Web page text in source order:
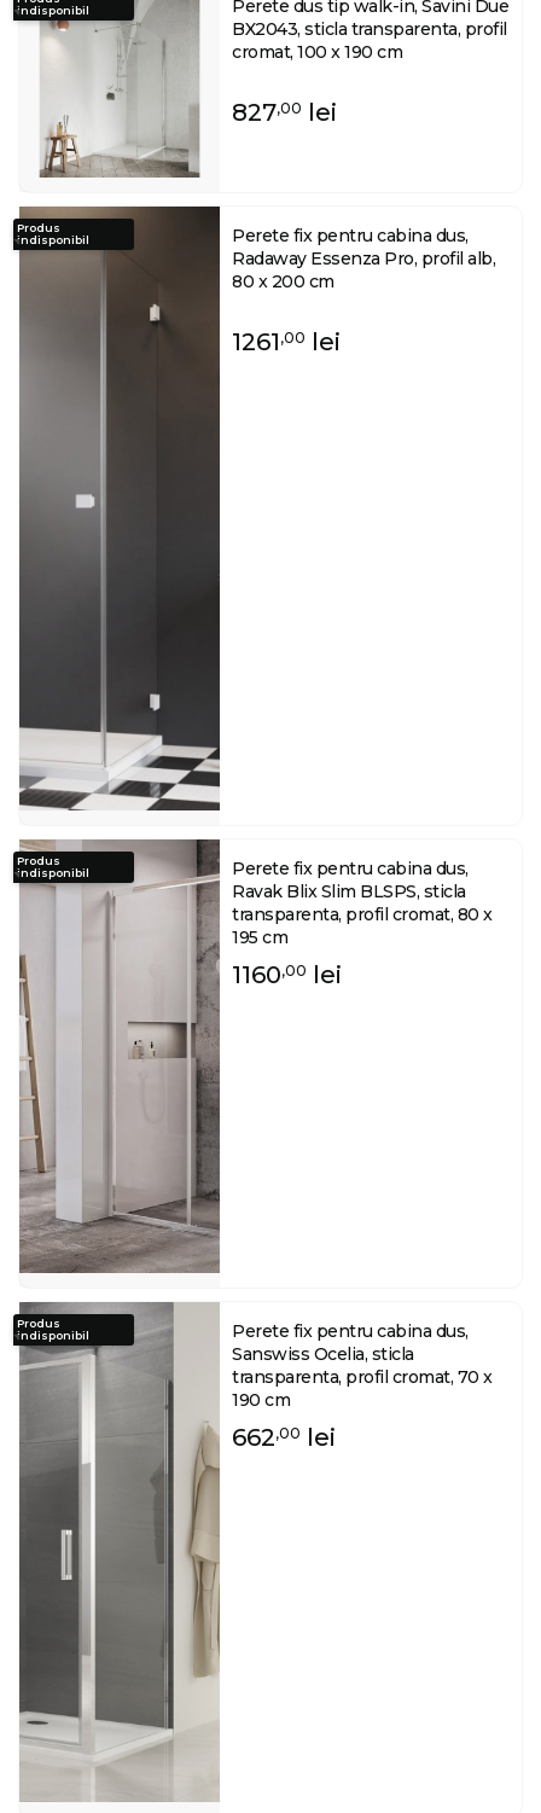
Perete dus tip walk-in, Savini Due
BX2043, sticla transparenta, profil
cromat, 100 x 190 cm
827,00 lei
indisponibil
Perete fix pentru cabina dus,
Radaway Essenza Pro, profil alb,
80 x 200 cm
1261 ,00 lei
Produs
indisponibil
Perete fix pentru cabina dus,
Ravak Blix Slim BLSPS, sticla
transparenta, profil cromat, 80 x
195 cm
1160,00 lei
Produs
indisponibil
Perete fix pentru cabina dus,
Sanswiss Ocelia, sticla
transparenta, profil cromat, 70 x
190 cm
662,00 lei
Produs
indisponibil